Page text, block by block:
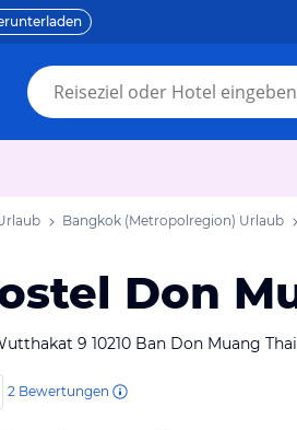
Bangkok (Metropolregion) Urlaub
Don
9 10210 Ban Don Muang
2 Bewertungen